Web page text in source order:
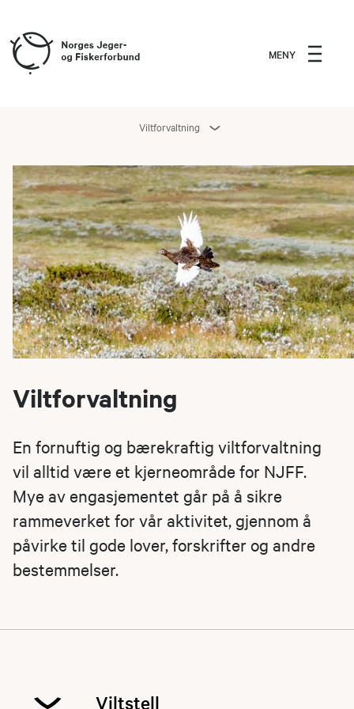
MENY
Viltforvaltning
Viltforvaltning
En fornuftig og bærekraftig viltforvaltning
vil alltid være et kjerneområde for NJFF.
Mye av engasjementet går på å sikre
rammeverket for vår aktivitet, gjennom å
påvirke til gode lover, forskrifter og andre
bestemmelser.
Viltstell